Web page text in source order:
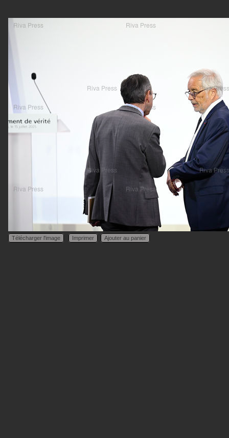
Télécharger l'image Imprimer Ajouter au panier